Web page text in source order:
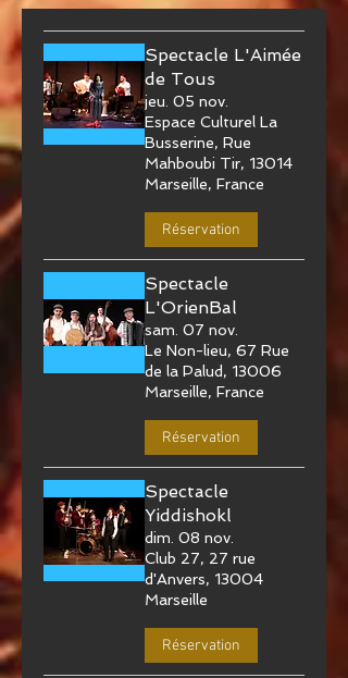
Spectacle L'Aimée
de Tous
jeu. 05 nov.
Espace Culturel La
Busserine, Rue
Mahboubi Tir, 13014
Marseille, France
Réservation
Spectacle
L'OrienBal
sam. 07 nov.
Le Non-lieu, 67 Rue
de la Palud, 13006
Marseille, France
Réservation
Spectacle
Yiddishokl
dim. 08 nov.
Club 27, 27 rue
d'Anvers, 13004
Marseille
Réservation